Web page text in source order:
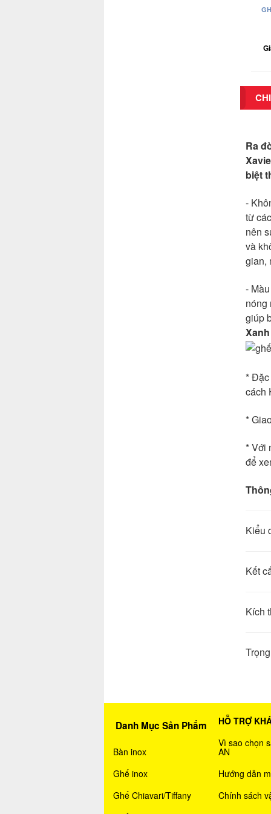
Ra
biệt
-
từ
nên
và
gian,
-
nóng
giúp
* Đặc
cách
*
* Với
để
Kiểu
Kết
Kích
Danh Mục Sản Phẩm
Bàn inox
Ghế inox
Ghế Chiavari/Tiffany
HỖ TRỢ
Vì sao chọn
AN
Hướng dẫn
Chính sách